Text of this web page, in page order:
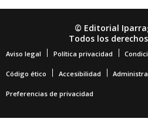
© Editorial
Todos los
Aviso legal Política privacidad
Código ético Accesibilidad
Preferencias de privacidad